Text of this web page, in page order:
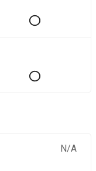
N/A